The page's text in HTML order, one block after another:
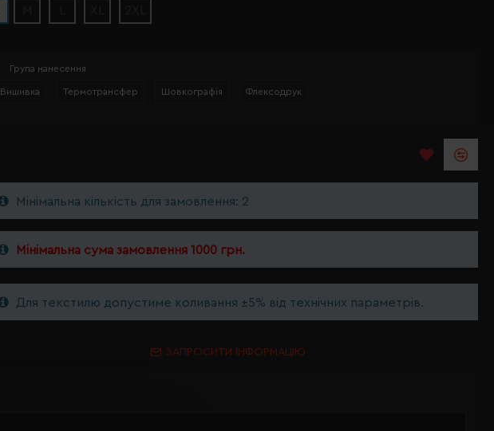
Група нанесення
Вишивка Термотрансфер Шовкографія Флексодрук
Мінімальна кількість для замовлення: 2
Мінімальна сума замовлення 1000 грн.
Для текстилю допустиме коливання ±5% від технічних параметрів.
ЗАПРОСИТИ ІНФОРМАЦІЮ